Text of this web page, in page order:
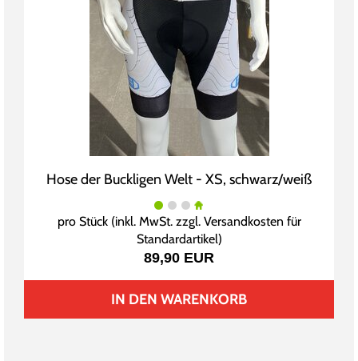
Hose der Buckligen Welt - XS, schwarz/weiß
pro Stück (inkl. MwSt. zzgl. Versandkosten für
Standardartikel)
89,90 EUR
IN DEN WARENKORB